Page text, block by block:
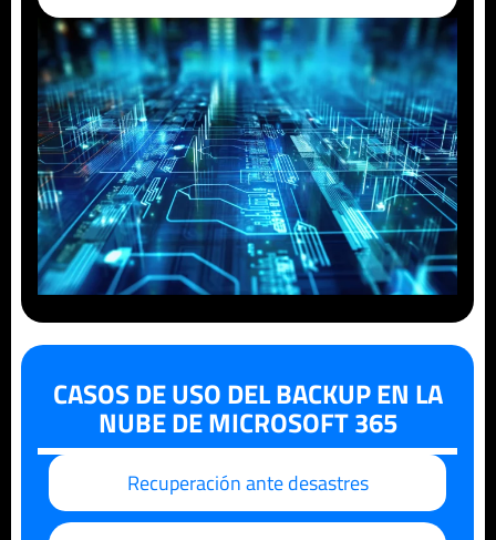
CASOS DE USO DEL BACKUP EN LA
NUBE DE MICROSOFT 365
Recuperación ante desastres